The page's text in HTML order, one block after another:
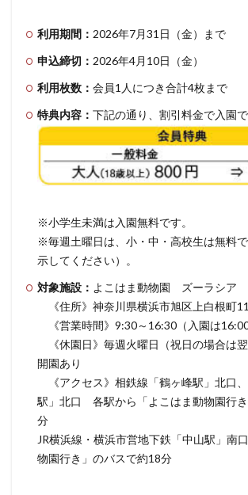
利用期間： 2026年7月31日（金）まで
申込締切： 2026年4月10日（金）
利用枚数： 会員1人につき合計4枚まで
特典内容： 下記の通り、割引料金で入園で
※小学生未満は入園無料です。
※毎週土曜日は、小・中・高校生は無料
示してください）。
対象施設： よこはま動物園 ズーラシア
《住所》神奈川県横浜市旭区上白根町
《営業時間》9:30～16:30（入園は16:00
《休園日》毎週火曜日（祝日の場合は
開園あり
《アクセス》相鉄線「鶴ヶ峰駅」北口
駅」北口 各駅から「よこはま動物園行
分
JR横浜線・横浜市営地下鉄「中山駅」南
物園行き」のバスで約18分